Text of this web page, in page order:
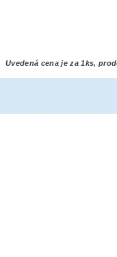
Uvedená cena je za 1ks,